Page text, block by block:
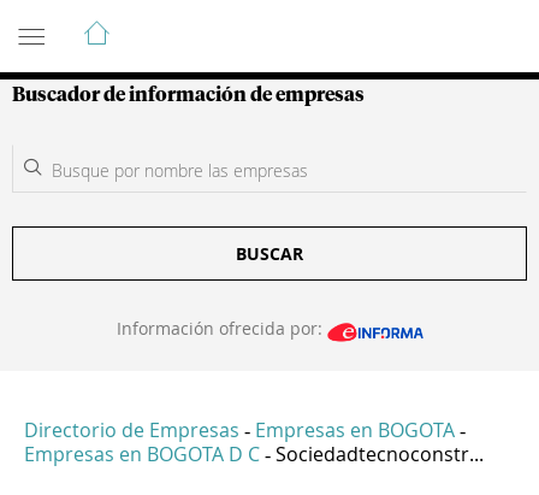
Guía de Empresas Colombianas
Buscador de información de empresas
BUSCAR
Información ofrecida por:
Directorio de Empresas - Empresas en BOGOTA -
Empresas en BOGOTA D C - Sociedadtecnoconstr...